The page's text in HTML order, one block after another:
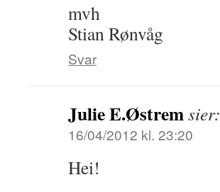
mvh
Stian Rønvåg
Svar
Julie E.Østremsier:
16/04/2012 kl. 23:20
Hei!